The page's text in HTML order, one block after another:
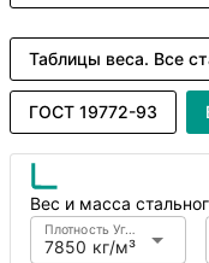
Таблицы веса. Все
ГОСТ 19772-93
Вес и масса
7850 кг/м³
Плотность Углеродистая сталь